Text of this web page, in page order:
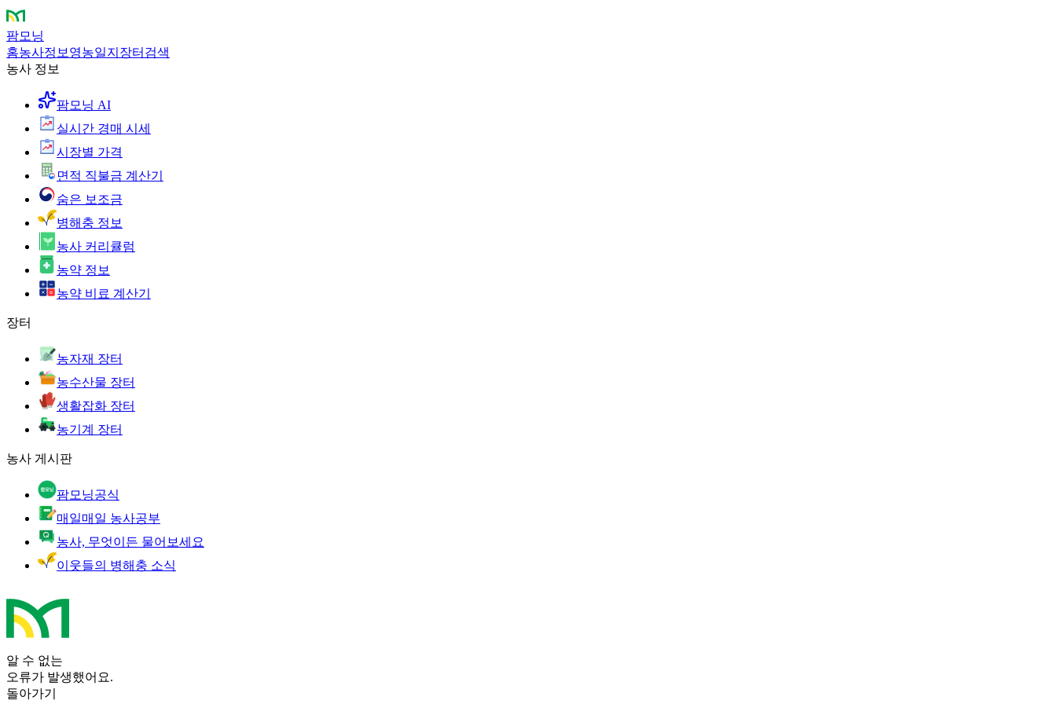
팜모닝
홈농사정보 영농일지 장터 검색
농사 정보
팜모닝 AI
실시간 경매 시세
시장별 가격
면적 직불금 계산기
숨은 보조금
병해충 정보
농사 커리큘럼
농약 정보
농약 비료 계산기
장터
농자재 장터
농수산물 장터
생활잡화 장터
농기계 장터
농사 게시판
팜모닝공식
매일매일 농사공부
농사, 무엇이든 물어보세요
이웃들의 병해충 소식
알 수 없는
오류가 발생했어요.
돌아가기